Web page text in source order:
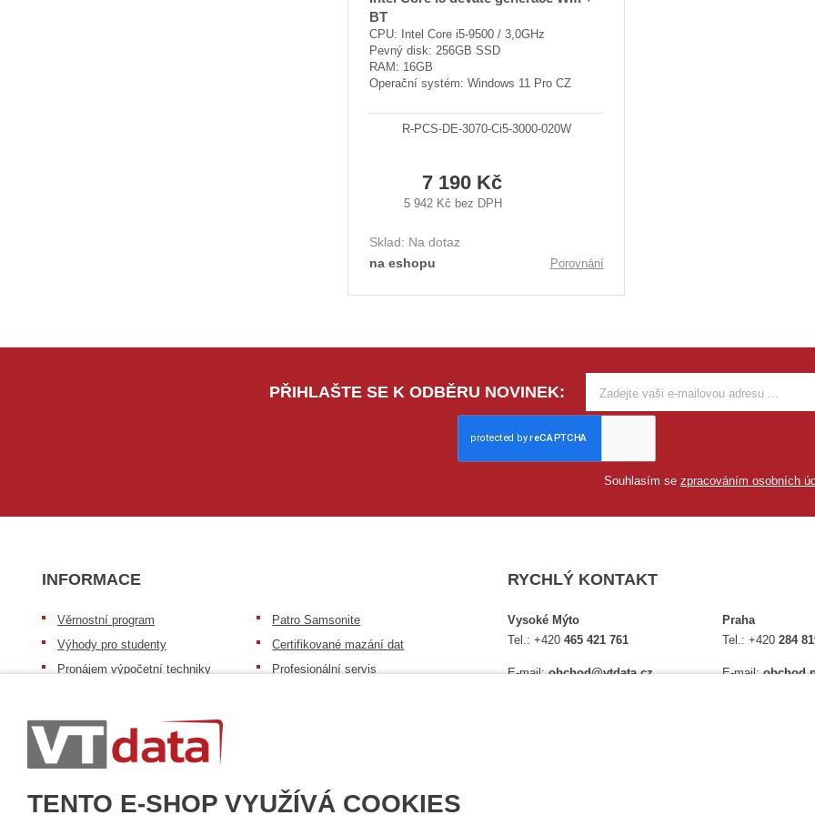
TENTO E-SHOP VYUŽÍVÁ COOKIES
BT
CPU: Intel Core i5-9500 / 3,0GHz
Pevný disk: 256GB SSD
RAM: 16GB
Operační systém: Windows 11 Pro CZ
R-PCS-DE-3070-Ci5-3000-020W
7 190 Kč
5 942 Kč bez DPH
Sklad: Na dotaz
na eshopu
Porovnání
PŘIHLAŠTE SE K ODBĚRU NOVINEK:
Souhlasím se zpracováním osobních
INFORMACE
Věrnostní program
Výhody pro studenty
Pronájem výpočetní techniky
Patro repasovaná výpočetní
technika
Patro baterie mobile energy
Patro Samsonite
Certifikované mazání dat
Profesionální servis
RYCHLÝ KONTAKT
Vysoké Mýto
Tel.:+420465 421 761
E-mail:obchod@vtdata.cz
Praha
Tel.:+420284
E-mail: